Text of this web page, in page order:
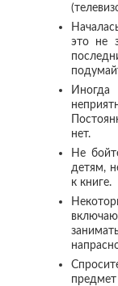
это не
нет.
Не
детям,
к книге.